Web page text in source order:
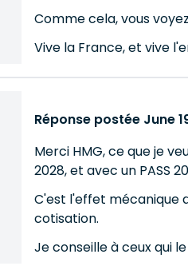
Comme cela, vous
Vive la France, et vive
Réponse postée June
Merci HMG, ce que je
2028, et avec un PASS
C'est l'effet mécanique
cotisation.
Je conseille à ceux qui